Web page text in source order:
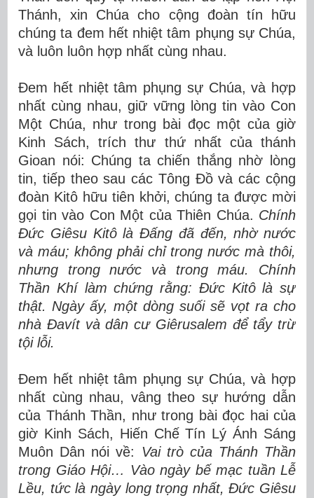
Thánh, xin Chúa cho cộng đoàn tín hữu
chúng ta đem hết nhiệt tâm phụng sự Chúa,
và luôn luôn hợp nhất cùng nhau.
Đem hết nhiệt tâm phụng sự Chúa, và hợp
nhất cùng nhau, giữ vững lòng tin vào Con
Một Chúa, như trong bài đọc một của giờ
Kinh Sách, trích thư thứ nhất của thánh
Gioan nói: Chúng ta chiến thắng nhờ lòng
tin, tiếp theo sau các Tông Đồ và các cộng
đoàn Kitô hữu tiên khởi, chúng ta được mời
gọi tin vào Con Một của Thiên Chúa. Chính
Đức Giêsu Kitô là Đấng đã đến, nhờ nước
và máu; không phải chỉ trong nước mà thôi,
nhưng trong nước và trong máu.
Chính
Thần Khí làm chứng rằng: Đức Kitô là sự
thật. Ngày ấy, một dòng suối sẽ vọt ra cho
nhà Đavít và dân cư Giêrusalem để tẩy trừ
tội lỗi.
Đem hết nhiệt tâm phụng sự Chúa, và hợp
nhất cùng nhau, vâng theo sự hướng dẫn
của Thánh Thần, như trong bài đọc hai của
giờ Kinh Sách, Hiến Chế Tín Lý Ánh Sáng
Muôn Dân nói về: Vai trò của Thánh Thần
trong Giáo Hội… Vào ngày bế mạc tuần Lễ
Lều, tức là ngày long trọng nhất, Đức Giêsu